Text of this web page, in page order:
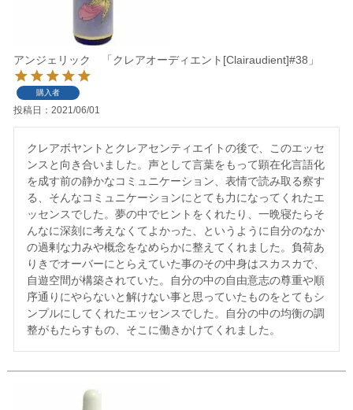
アンジェリック 「クレアオーディエント[Clairaudient]#38」
購入者
投稿日 2021/06/01
クレアボヤントとクレアセンティエイトの後で、このエッセ
ンスと向き合いました。声として言葉をもって顕在化言語化
を成す前の静かなコミュニケーション、表情で読み取る察す
る、そんなコミュニケーションにとても力になってくれたエ
ッセンスでした。夢の中でヒントをくれたり、一晩寝たらそ
んなに深刻に考えなくてよかった、というように自分のなか
の過剰な力みや概念をなめらかに整えてくれました。負荷あ
りきでオーバーにとらえていた事のその中身はスカスカで、
自遊空間が構築されていた。自分の中の自由意志の尊重や順
序通りにやらないと解けない事と思っていたものをとてもシ
ンプルにしてくれたエッセンスでした。自分の中の均衡の調
整がもたらすもの、そこに働きかけてくれました。